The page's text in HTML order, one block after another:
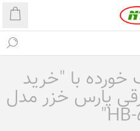
با "خرید
پارس خزر مدل
HB-